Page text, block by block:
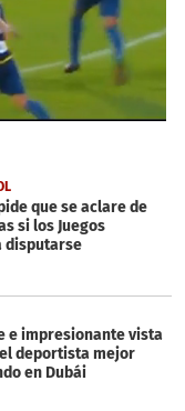
que se aclare de
si los Juegos
disputarse
e impresionante vista
deportista mejor
en Dubái